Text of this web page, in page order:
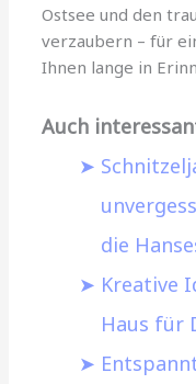
Ostsee und den
verzaubern – für
Ihnen lange in
Auch
die
Kreative
Haus für